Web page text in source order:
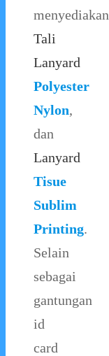
menyediakan
Tali
Lanyard
Polyester
Nylon,
dan
Lanyard
Tisue
Sublim
Printing.
Selain
sebagai
gantungan
id
card